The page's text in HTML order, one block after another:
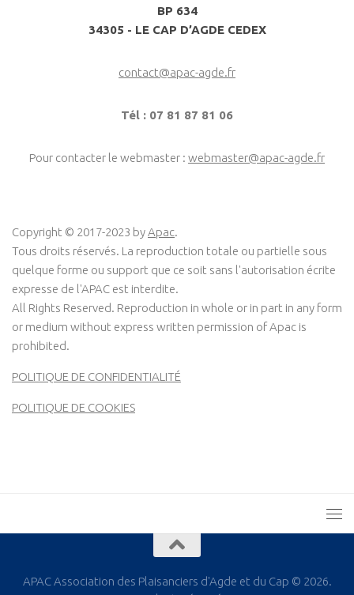
BP 634
34305 - LE CAP D’AGDE CEDEX
contact@apac-agde.fr
Tél : 07 81 87 81 06
Pour contacter le webmaster : webmaster@apac-agde.fr
Copyright © 2017-2023 byApac.
Tous droits réservés. La reproduction totale ou partielle sous
quelque forme ou support que ce soit sans l'autorisation écrite
expresse de l'APAC est interdite.
All Rights Reserved. Reproduction in whole or in part in any form
or medium without express written permission of Apac is
prohibited.
POLITIQUE DE CONFIDENTIALITÉ
POLITIQUE DE COOKIES
APAC Association des Plaisanciers d'Agde et du Cap © 2026.